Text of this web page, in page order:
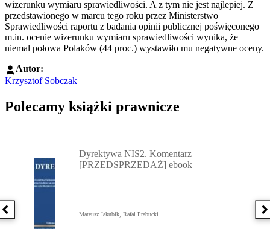
wizerunku wymiaru sprawiedliwości. A z tym nie jest najlepiej. Z
przedstawionego w marcu tego roku przez Ministerstwo
Sprawiedliwości raportu z badania opinii publicznej poświęconego
m.in. ocenie wizerunku wymiaru sprawiedliwości wynika, że
niemal połowa Polaków (44 proc.) wystawiło mu negatywne oceny.
Autor:
Krzysztof Sobczak
Polecamy książki prawnicze
Poprzednia książka
Dyrektywa NIS2. Komentarz
[PRZEDSPRZEDAŻ] ebook
Mateusz Jakubik, Rafał Prabucki